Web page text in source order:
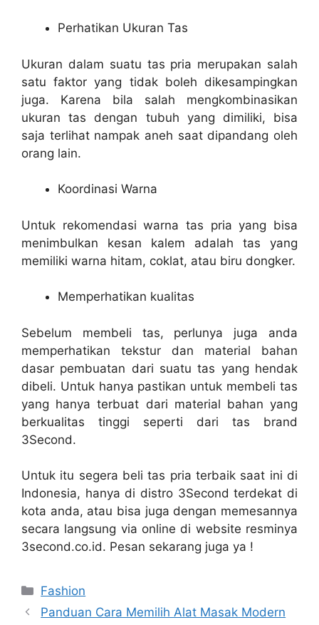
Perhatikan Ukuran Tas
Ukuran dalam suatu tas pria merupakan salah
satu faktor yang tidak boleh dikesampingkan
juga. Karena bila salah mengkombinasikan
ukuran tas dengan tubuh yang dimiliki, bisa
saja terlihat nampak aneh saat dipandang oleh
orang lain.
Koordinasi Warna
Untuk rekomendasi warna tas pria yang bisa
menimbulkan kesan kalem adalah tas yang
memiliki warna hitam, coklat, atau biru dongker.
Memperhatikan kualitas
Sebelum membeli tas, perlunya juga anda
memperhatikan tekstur dan material bahan
dasar pembuatan dari suatu tas yang hendak
dibeli. Untuk hanya pastikan untuk membeli tas
yang hanya terbuat dari material bahan yang
berkualitas tinggi seperti dari tas brand
3Second.
Untuk itu segera belitas pria terbaik saat ini di
Indonesia, hanya di distro 3Second terdekat di
kota anda, atau bisa juga dengan memesannya
secara langsung via online di website resminya
3second.co.id. Pesan sekarang juga ya !
Categories
Fashion
Panduan Cara Memilih Alat Masak Modern